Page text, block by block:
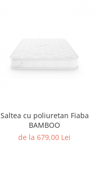
Saltea cu poliuretan Fiaba
BAMBOO
de la 679,00 Lei